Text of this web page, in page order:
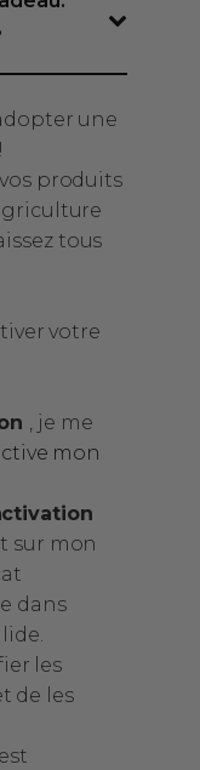
and
quality
of
and
une
produits
tous
votre
, je me
mon
sur mon
dans
les
de les